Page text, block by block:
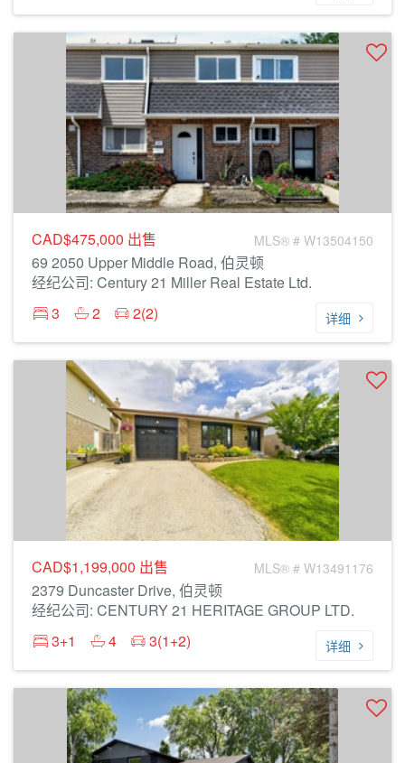
CAD$475,000 出售 MLS® # W13504150
69 2050 Upper Middle Road, 伯灵顿
经纪公司: Century 21 Miller Real Estate Ltd.
3
2 2(2) 详细
CAD$1,199,000 出售 MLS® # W13491176
2379 Duncaster Drive, 伯灵顿
经纪公司: CENTURY 21 HERITAGE GROUP LTD.
3+1
4 3(1+2) 详细